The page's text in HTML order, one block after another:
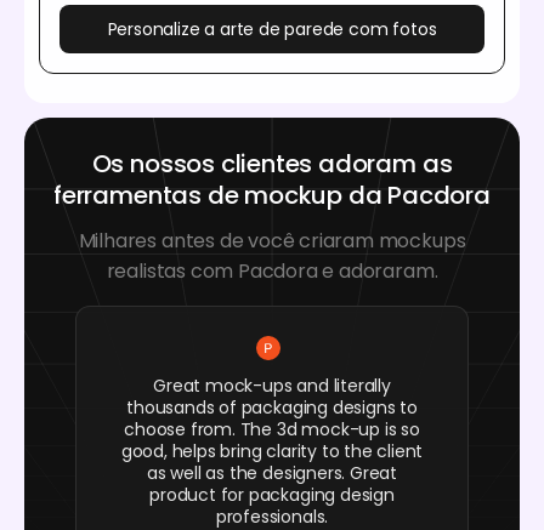
Personalize a arte de parede com fotos
Os nossos clientes adoram as
ferramentas de mockup da Pacdora
Milhares antes de você criaram mockups
realistas com Pacdora e adoraram.
Great mock-ups and literally
thousands of packaging designs to
choose from. The 3d mock-up is so
good, helps bring clarity to the client
as well as the designers. Great
product for packaging design
professionals.